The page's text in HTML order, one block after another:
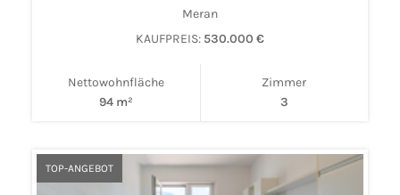
Meran
KAUFPREIS: 530.000 €
Nettowohnfläche
94 m²
Zimmer
3
TOP-ANGEBOT